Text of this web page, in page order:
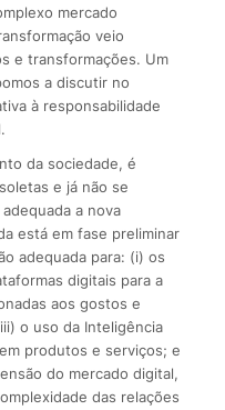
mercado
veio
e transformações. Um
a discutir no
à responsabilidade
da sociedade, é
e já não se
a nova
está em fase preliminar
adequada para: (i) os
digitais para a
aos gostos e
o uso da Inteligência
produtos e serviços; e
do mercado digital,
das relações